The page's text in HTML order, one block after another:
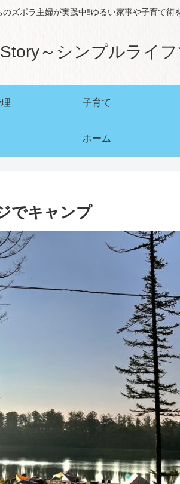
のズボラ主婦が実践中‼ゆるい家事や子育て術
～シンプルライ
子育て
ホーム
でキャンプ